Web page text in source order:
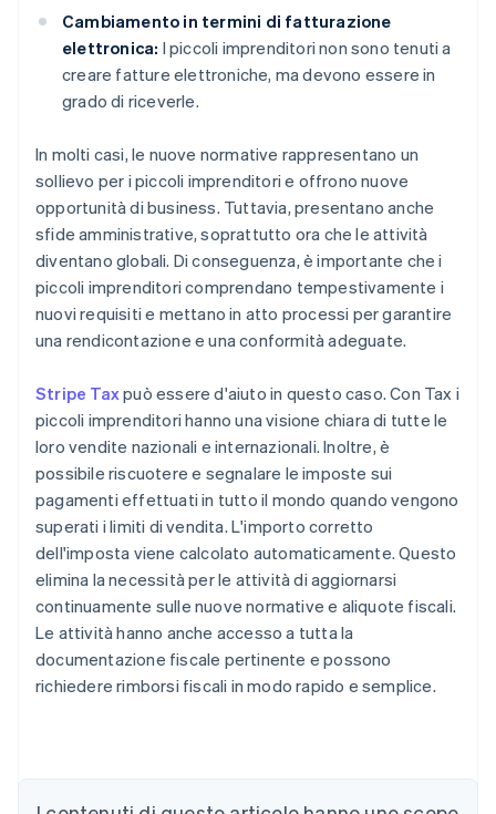
Cambiamento in termini di fatturazione
elettronica: I piccoli imprenditori non sono tenuti a
creare fatture elettroniche, ma devono essere in
grado di riceverle.
In molti casi, le nuove normative rappresentano un
sollievo per i piccoli imprenditori e offrono nuove
opportunità di business. Tuttavia, presentano anche
sfide amministrative, soprattutto ora che le attività
diventano globali. Di conseguenza, è importante che i
piccoli imprenditori comprendano tempestivamente i
nuovi requisiti e mettano in atto processi per garantire
una rendicontazione e una conformità adeguate.
Stripe Taxpuò essere d'aiuto in questo caso. Con Tax i
piccoli imprenditori hanno una visione chiara di tutte le
loro vendite nazionali e internazionali. Inoltre, è
possibile riscuotere e segnalare le imposte sui
pagamenti effettuati in tutto il mondo quando vengono
superati i limiti di vendita. L'importo corretto
dell'imposta viene calcolato automaticamente. Questo
elimina la necessità per le attività di aggiornarsi
continuamente sulle nuove normative e aliquote fiscali.
Le attività hanno anche accesso a tutta la
documentazione fiscale pertinente e possono
richiedere rimborsi fiscali in modo rapido e semplice.
Australia